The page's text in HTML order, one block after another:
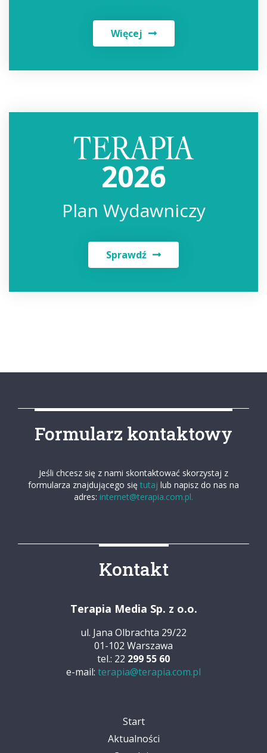
Więcej
2026
Plan Wydawniczy
Sprawdź
Formularz kontaktowy
Jeśli chcesz się z nami skontaktować skorzystaj z
formularza znajdującego się tutaj lub napisz do nas na
adres: internet@terapia.com.pl.
Kontakt
Terapia Media Sp. z o.o.
ul. Jana Olbrachta 29/22
01-102 Warszawa
tel.: 22 299 55 60
e-mail: terapia@terapia.com.pl
Start
Aktualności